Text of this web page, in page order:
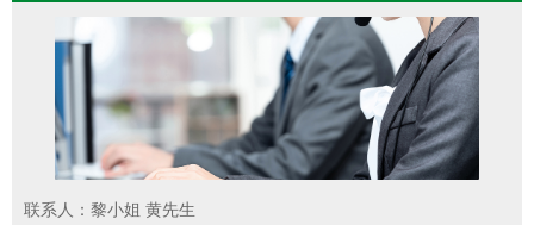
联系人：黎小姐 黄先生